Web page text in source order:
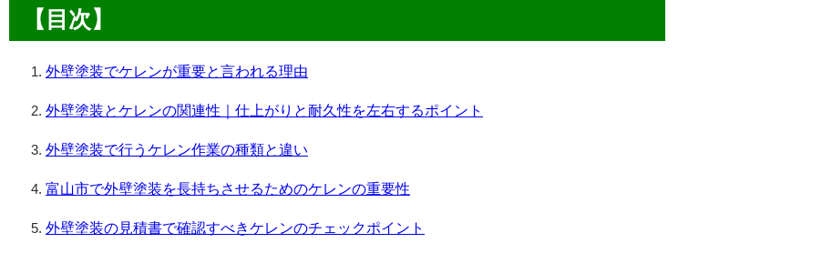
【目次】
外壁塗装でケレンが重要と言われる理由
外壁塗装とケレンの関連性｜仕上がりと耐久性を左右するポイント
外壁塗装で行うケレン作業の種類と違い
富山市で外壁塗装を長持ちさせるためのケレンの重要性
外壁塗装の見積書で確認すべきケレンのチェックポイント